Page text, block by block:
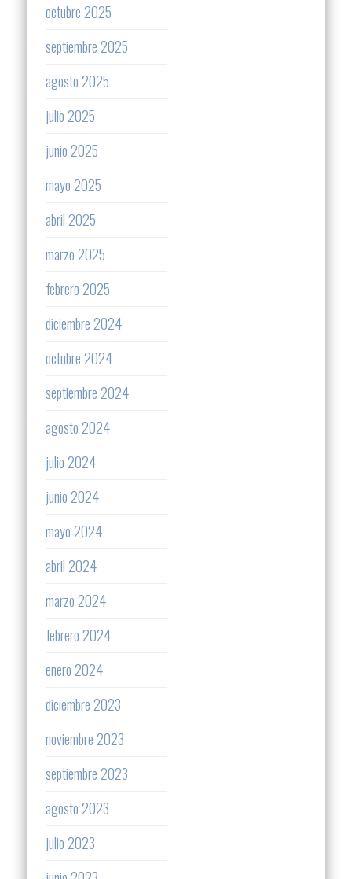
octubre 2025
septiembre 2025
agosto 2025
julio 2025
junio 2025
mayo 2025
abril 2025
marzo 2025
febrero 2025
diciembre 2024
octubre 2024
septiembre 2024
agosto 2024
julio 2024
junio 2024
mayo 2024
abril 2024
marzo 2024
febrero 2024
enero 2024
diciembre 2023
noviembre 2023
septiembre 2023
agosto 2023
julio 2023